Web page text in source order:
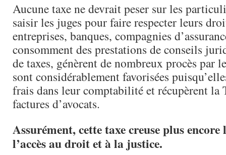
Aucune taxe ne devrait peser sur les
saisir les juges pour faire respecter leurs
entreprises, banques, compagnies
consomment des prestations de conseils
de taxes, génèrent de nombreux procès par
sont considérablement favorisées
frais dans leur comptabilité et récupèrent la
factures d’avocats.
Assurément, cette taxe creuse plus
l’accès au droit et à la justice.